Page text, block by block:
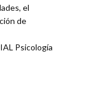
el
de
Psicología